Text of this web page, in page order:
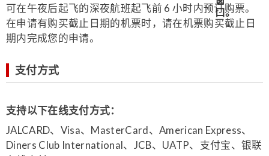
可在午夜后起飞的深夜航班起飞前 6 小时内预订购票。
在申请有购买截止日期的机票时，请在机票购买截止日
期内完成您的申请。
支付方式
支持以下在线支付方式：
JALCARD、Visa、MasterCard、American Express、
Diners Club International、JCB、UATP、支付宝、银联